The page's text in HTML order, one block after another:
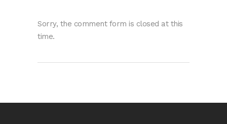
Sorry, the comment form is closed at this
time.